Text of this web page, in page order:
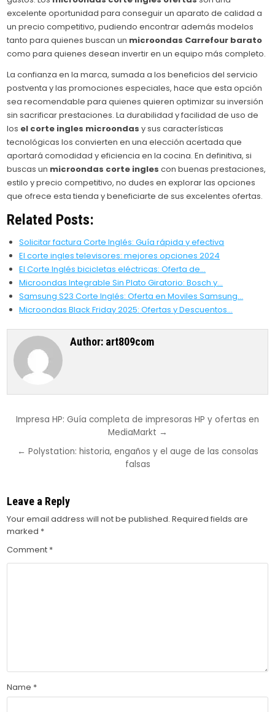
excelente oportunidad para conseguir un aparato de calidad a
un precio competitivo, pudiendo encontrar además modelos
tanto para quienes buscan un microondas Carrefour barato
como para quienes desean invertir en un equipo más completo.
La confianza en la marca, sumada a los beneficios del servicio
postventa y las promociones especiales, hace que esta opción
sea recomendable para quienes quieren optimizar su inversión
sin sacrificar prestaciones. La durabilidad y facilidad de uso de
los el corte ingles microondas y sus características
tecnológicas los convierten en una elección acertada que
aportará comodidad y eficiencia en la cocina. En definitiva, si
buscas un microondas corte ingles con buenas prestaciones,
estilo y precio competitivo, no dudes en explorar las opciones
que ofrece esta tienda y beneficiarte de sus excelentes ofertas.
Related Posts:
Solicitar factura Corte Inglés: Guía rápida y efectiva
El corte ingles televisores: mejores opciones 2024
El Corte Inglés bicicletas eléctricas: Oferta de…
Microondas Integrable Sin Plato Giratorio: Bosch y…
Samsung S23 Corte Inglés: Oferta en Moviles Samsung…
Microondas Black Friday 2025: Ofertas y Descuentos…
Author: art809com
Post
Impresa HP: Guía completa de impresoras HP y ofertas en
MediaMarkt →
← Polystation: historia, engaños y el auge de las consolas
falsas
Leave a Reply
Your email address will not be published. Required fields are
marked *
Comment *
Name *